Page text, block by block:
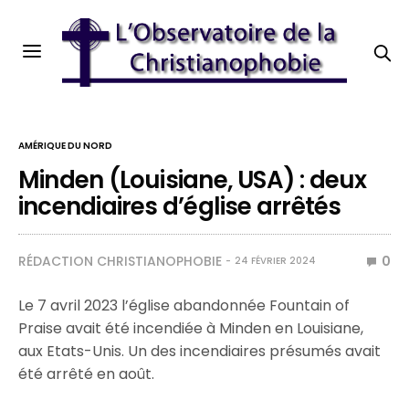
AMÉRIQUE DU NORD
Minden (Louisiane, USA) : deux
incendiaires d’église arrêtés
RÉDACTION CHRISTIANOPHOBIE 24 FÉVRIER 2024 0
Le 7 avril 2023 l’église abandonnée Fountain of
Praise avait été incendiée à Minden en Louisiane,
aux Etats-Unis. Un des incendiaires présumés avait
été arrêté en août.